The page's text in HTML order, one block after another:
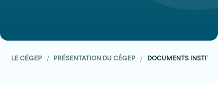
LE CÉGEP PRÉSENTATION DU CÉGEP DOCUMENTS